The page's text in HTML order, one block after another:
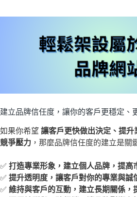
建立品牌信任度，讓你的客戶更穩定、
如果你希望 讓客戶更快做出決定、提
競爭壓力 ，那麼品牌信任度的建立是關
✅ 打造專業形象，建立個人品牌，提高
✅ 提升透明度，讓客戶對你的專業與誠
✅ 維持與客戶的互動，建立長期關係，